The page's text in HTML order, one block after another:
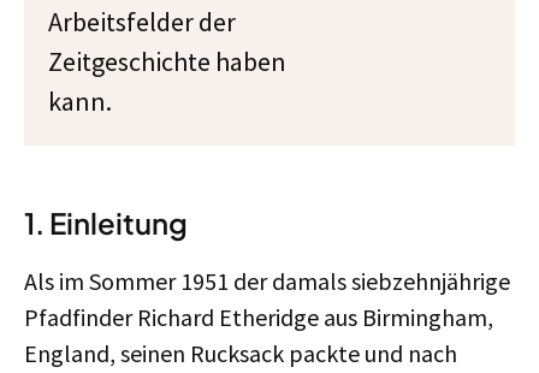
Arbeitsfelder der
Zeitgeschichte haben
kann.
1. Einleitung
Als im Sommer 1951 der damals siebzehnjährige
Pfadfinder Richard Etheridge aus Birmingham,
England, seinen Rucksack packte und nach